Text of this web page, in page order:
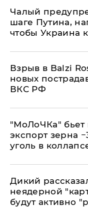
Чалый
шаге Путина,
чтобы Украина
Взрыв в Balzi
новых
ВКС РФ
​"МоЛоЧКа" бьет
экспорт зерна
уголь в
Дикий
неядерной
будут активно